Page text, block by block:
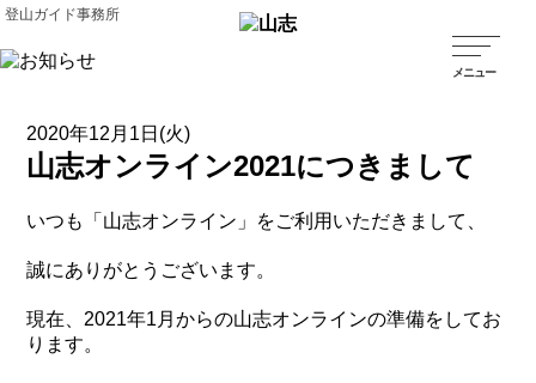
登山ガイド事務所
2020年12月1日(火)
山志オンライン2021につきまして
いつも「山志オンライン」をご利用いただきまして、
誠にありがとうございます。
現在、2021年1月からの山志オンラインの準備をしてお
ります。